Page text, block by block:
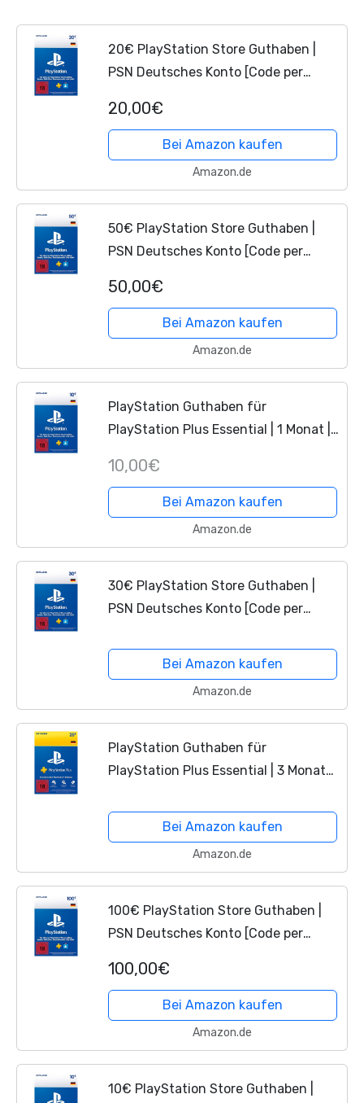
20€ PlayStation Store Guthaben |
PSN Deutsches Konto [Code per
20,00€
Bei Amazon kaufen
Amazon.de
50€ PlayStation Store Guthaben |
PSN Deutsches Konto [Code per
50,00€
Bei Amazon kaufen
Amazon.de
PlayStation Guthaben für
PlayStation Plus Essential | 1 Monat |
PSN deutsches Konto
10,00€
Bei Amazon kaufen
Amazon.de
30€ PlayStation Store Guthaben |
PSN Deutsches Konto [Code per
Bei Amazon kaufen
Amazon.de
PlayStation Guthaben für
PlayStation Plus Essential | 3 Monate |
PSN deutsches Konto
Bei Amazon kaufen
Amazon.de
100€ PlayStation Store Guthaben |
PSN Deutsches Konto [Code per
100,00€
Bei Amazon kaufen
Amazon.de
10€ PlayStation Store Guthaben |